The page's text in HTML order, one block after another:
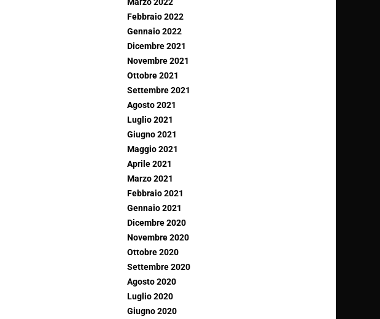
Marzo 2022
Febbraio 2022
Gennaio 2022
Dicembre 2021
Novembre 2021
Ottobre 2021
Settembre 2021
Agosto 2021
Luglio 2021
Giugno 2021
Maggio 2021
Aprile 2021
Marzo 2021
Febbraio 2021
Gennaio 2021
Dicembre 2020
Novembre 2020
Ottobre 2020
Settembre 2020
Agosto 2020
Luglio 2020
Giugno 2020